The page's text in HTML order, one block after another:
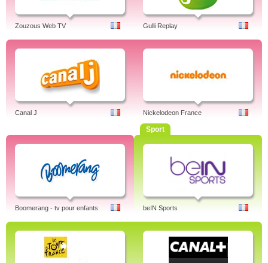
Zouzous Web TV Gulli Replay
Canal J Nickelodeon France
Boomerang - tv pour enfants
Sport
beIN Sports